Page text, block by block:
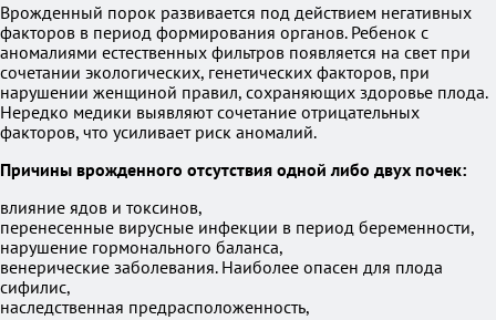
Врожденный порок развивается под действием негативных
факторов в период формирования органов. Ребенок с
аномалиями естественных фильтров появляется на свет при
сочетании экологических, генетических факторов, при
нарушении женщиной правил, сохраняющих здоровье плода.
Нередко медики выявляют сочетание отрицательных
факторов, что усиливает риск аномалий.
Причины врожденного отсутствия одной либо двух почек:
влияние ядов и токсинов,
перенесенные вирусные инфекции в период беременности,
нарушение гормонального баланса,
венерические заболевания. Наиболее опасен для плода
сифилис,
наследственная предрасположенность,